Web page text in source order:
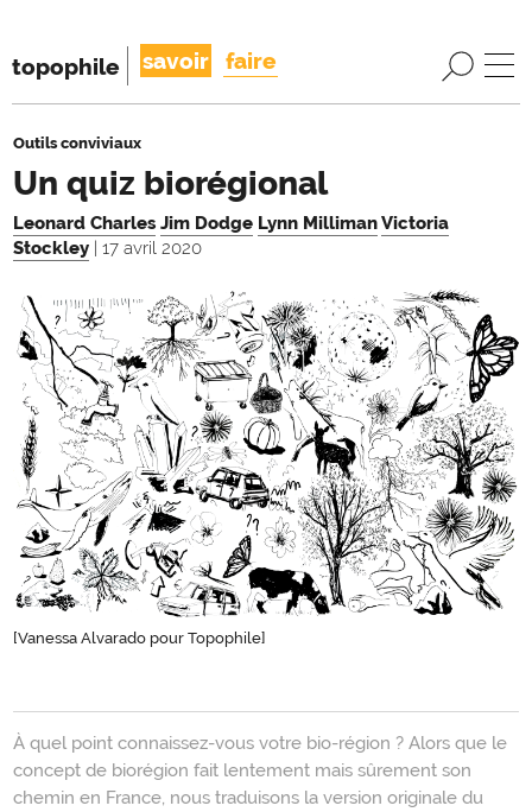
topophile savoir faire
Outils conviviaux
Un quiz biorégional
Leonard Charles Jim Dodge Lynn MillimanVictoria
Stockley | 17 avril 2020
[Vanessa Alvarado pour Topophile]
Introduction
À quel point connaissez-vous votre bio-région ? Alors que le
concept de biorégion fait lentement mais sûrement son
chemin en France, nous traduisons la version originale du